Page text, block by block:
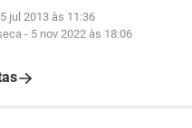
jul 2013 às 11:36
- 5 nov 2022 às 18:06